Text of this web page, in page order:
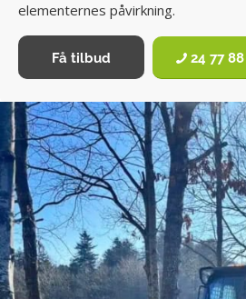
elementernes påvirkning.
Få tilbud 24 77